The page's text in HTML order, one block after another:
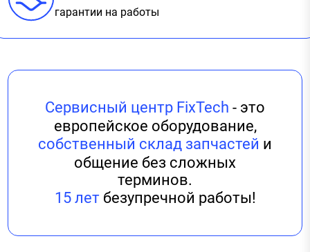
гарантии на работы
Сервисный центр FixTech - это
европейское оборудование,
собственный склад запчастей и
общение без сложных
терминов.
15 летбезупречной работы!